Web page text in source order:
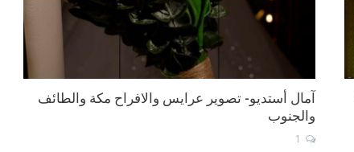
آمال أستديو- تصوير عرايس والافراح مكة والطائف
والجنوب